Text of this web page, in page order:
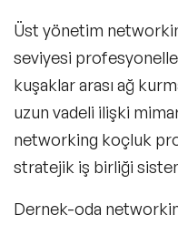
Üst yönetim
seviyesi
kuşaklar arası ağ
uzun vadeli ilişki
networking koçluk
stratejik iş birliği
Dernek-oda
Konuşmacılar
Edebiyat
Endüstri 4.0
Deneyimli
İklim Değişikliği
Konuşmacılar
Konuşmacılar